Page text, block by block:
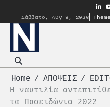
content
Σάββατο, Αυγ 8, 2026
Home ΑΠΟΨΕΙΣ
Η ναυτιλία
τα Ποσειδώνια 2022